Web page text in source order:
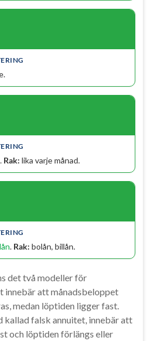
Rak: lika varje månad.
. Rak: bolån, billån.
det två modeller för
innebär att månadsbeloppet
medan löptiden ligger fast.
kallad falsk annuitet, innebär att
och löptiden förlängs eller